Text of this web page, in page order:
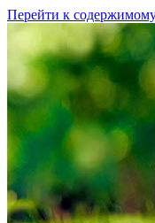
Перейти к